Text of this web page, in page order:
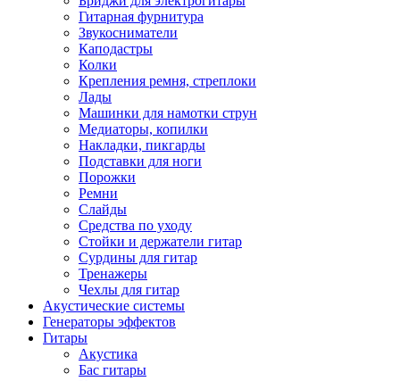
Гитарная фурнитура
Звукосниматели
Каподастры
Колки
Крепления ремня, стреплоки
Лады
Машинки для намотки струн
Медиаторы, копилки
Накладки, пикгарды
Подставки для ноги
Порожки
Ремни
Слайды
Средства по уходу
Стойки и держатели гитар
Сурдины для гитар
Тренажеры
Чехлы для гитар
Акустические системы
Генераторы эффектов
Гитары
Акустика
Бас гитары